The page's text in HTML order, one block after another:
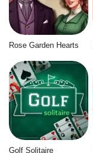
Rose Garden Hearts
Golf Solitaire